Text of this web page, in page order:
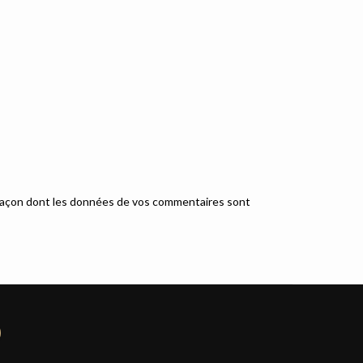
dont les données de vos commentaires sont